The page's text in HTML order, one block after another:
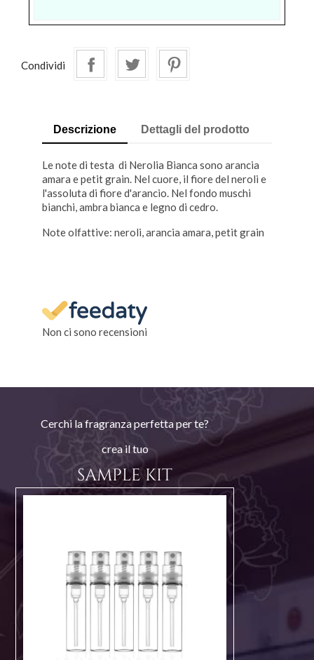
Condividi
Descrizione Dettagli del prodotto
Le note di testa di Nerolia Bianca sono arancia
amara e petit grain. Nel cuore, il fiore del neroli e
l'assoluta di fiore d'arancio. Nel fondo muschi
bianchi, ambra bianca e legno di cedro.
Note olfattive: neroli, arancia amara, petit grain
Non ci sono recensioni
Cerchi la fragranza perfetta per te?
crea il tuo
SAMPLE KIT